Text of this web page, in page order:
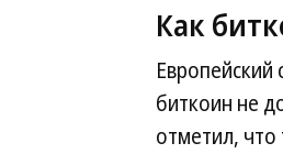
Как
биткоин не
отметил,